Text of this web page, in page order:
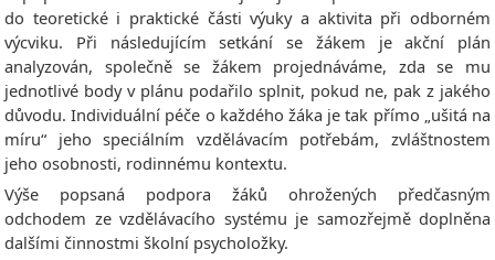
do teoretické i praktické části výuky a aktivita při odborném
výcviku. Při následujícím setkání se žákem je akční plán
analyzován, společně se žákem projednáváme, zda se mu
jednotlivé body v plánu podařilo splnit, pokud ne, pak z jakého
důvodu. Individuální péče o každého žáka je tak přímo „ušitá na
míru“ jeho speciálním vzdělávacím potřebám, zvláštnostem
jeho osobnosti, rodinnému kontextu.
Výše popsaná podpora žáků ohrožených předčasným
odchodem ze vzdělávacího systému je samozřejmě doplněna
dalšími činnostmi školní psycholožky.